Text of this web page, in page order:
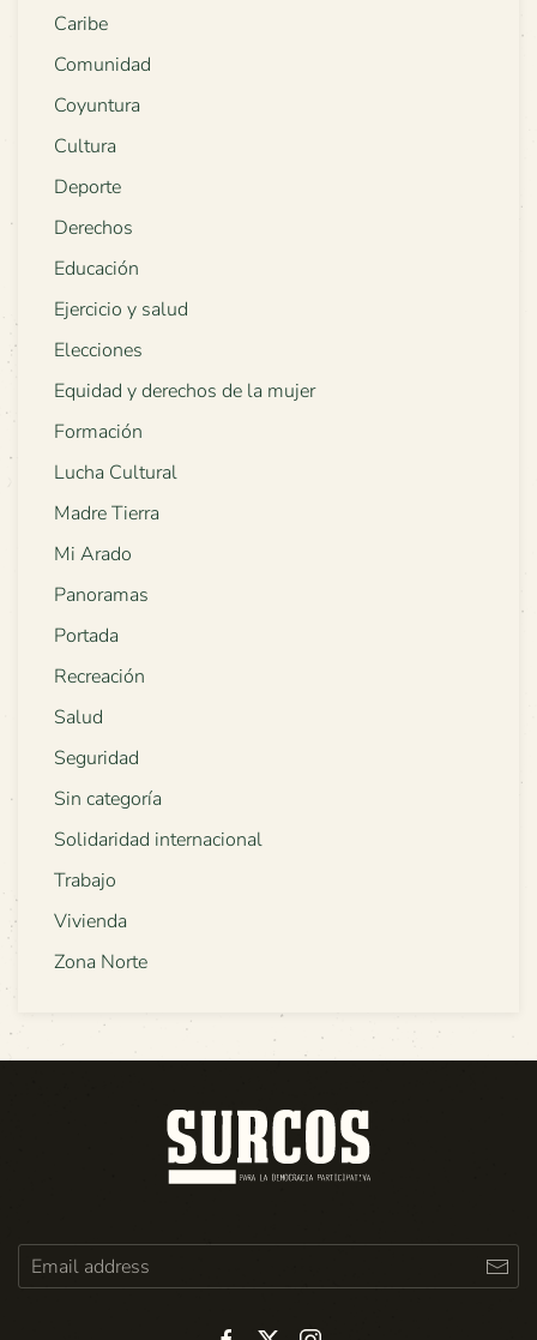
Caribe
Comunidad
Coyuntura
Cultura
Deporte
Derechos
Educación
Ejercicio y salud
Elecciones
Equidad y derechos de la mujer
Formación
Lucha Cultural
Madre Tierra
Mi Arado
Panoramas
Portada
Recreación
Salud
Seguridad
Sin categoría
Solidaridad internacional
Trabajo
Vivienda
Zona Norte